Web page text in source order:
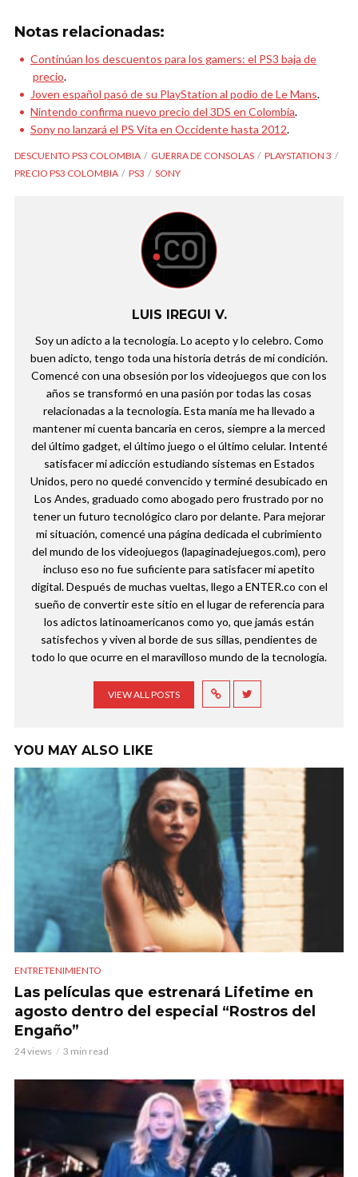
Notas relacionadas:
Continúan los descuentos para los gamers: el PS3 baja de
precio.
Joven español pasó de su PlayStation al podio de Le Mans.
Nintendo confirma nuevo precio del 3DS en Colombia.
Sony no lanzará el PS Vita en Occidente hasta 2012.
DESCUENTO PS3 COLOMBIA GUERRA DE CONSOLAS
PLAYSTATION 3
PRECIO PS3 COLOMBIA
PS3 SONY
LUIS IREGUI V.
Soy un adicto a la tecnología. Lo acepto y lo celebro. Como
buen adicto, tengo toda una historia detrás de mi condición.
Comencé con una obsesión por los videojuegos que con los
años se transformó en una pasión por todas las cosas
relacionadas a la tecnología. Esta manía me ha llevado a
mantener mi cuenta bancaria en ceros, siempre a la merced
del último gadget, el último juego o el último celular. Intenté
satisfacer mi adicción estudiando sistemas en Estados
Unidos, pero no quedé convencido y terminé desubicado en
Los Andes, graduado como abogado pero frustrado por no
tener un futuro tecnológico claro por delante. Para mejorar
mi situación, comencé una página dedicada el cubrimiento
del mundo de los videojuegos (lapaginadejuegos.com), pero
incluso eso no fue suficiente para satisfacer mi apetito
digital. Después de muchas vueltas, llego a ENTER.co con el
sueño de convertir este sitio en el lugar de referencia para
los adictos latinoamericanos como yo, que jamás están
satisfechos y viven al borde de sus sillas, pendientes de
todo lo que ocurre en el maravilloso mundo de la tecnología.
VIEW ALL POSTS
YOU MAY ALSO LIKE
ENTRETENIMIENTO
Las películas que estrenará Lifetime en
agosto dentro del especial “Rostros del
Engaño”
24 views 3 min read